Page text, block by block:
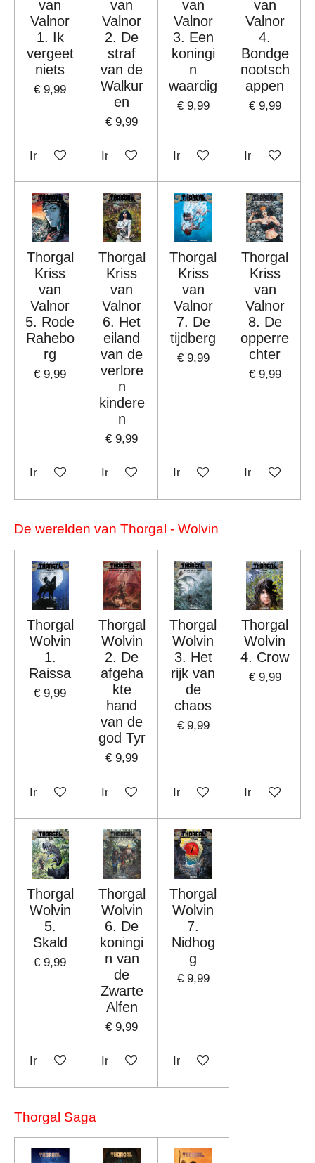
van
Valnor
1. Ik
vergeet
niets
€ 9,99
In winkelwagen
van
Valnor
2. De
straf
van de
Walkur
en
€ 9,99
In winkelwagen
van
Valnor
3. Een
koningi
n
waardig
€ 9,99
In winkelwagen
van
Valnor
4.
Bondge
nootsch
appen
€ 9,99
In
Thorgal
Kriss
van
Valnor
5. Rode
Rahebo
rg
€ 9,99
In winkelwagen
Thorgal
Kriss
van
Valnor
6. Het
eiland
van de
verlore
n
kindere
n
€ 9,99
In winkelwagen
Thorgal
Kriss
van
Valnor
7. De
tijdberg
€ 9,99
In winkelwagen
Thorgal
Kriss
van
Valnor
8. De
opperre
chter
€ 9,99
In
De werelden van Thorgal - Wolvin
Thorgal
Wolvin
1.
Raissa
€ 9,99
In winkelwagen
Thorgal
Wolvin
2. De
afgeha
kte
hand
van de
god Tyr
€ 9,99
In winkelwagen
Thorgal
Wolvin
3. Het
rijk van
de
chaos
€ 9,99
In winkelwagen
Thorgal
Wolvin
4. Crow
€ 9,99
In
Thorgal
Wolvin
5.
Skald
€ 9,99
In winkelwagen
Thorgal
Wolvin
6. De
koningi
n van
de
Zwarte
Alfen
€ 9,99
In winkelwagen
Thorgal
Wolvin
7.
Nidhog
g
€ 9,99
In winkelwagen
Thorgal Saga